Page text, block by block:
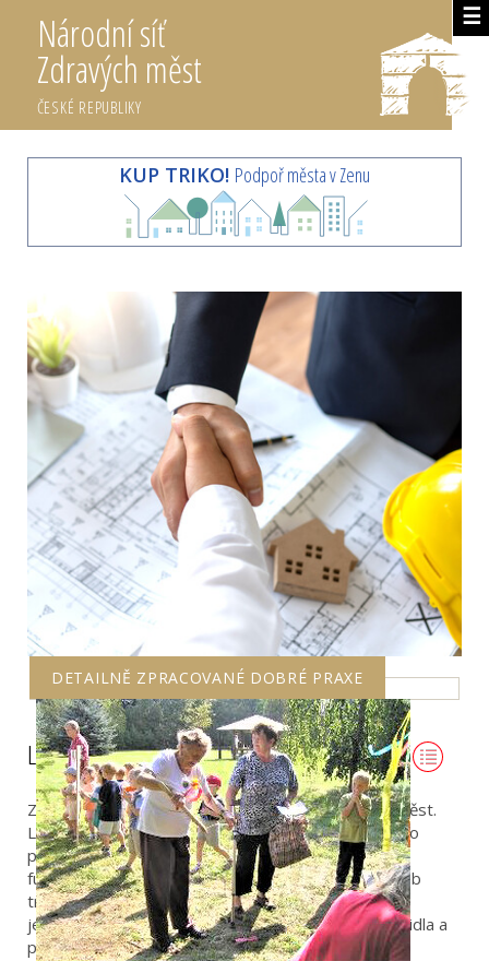
☰
Národní síť
Zdravých měst
ČESKÉ REPUBLIKY
KUP TRIKO! Podpoř města v Zenu
DETAILNĚ ZPRACOVANÉ DOBRÉ PRAXE
Liberec: Zásady pro investory v praxi fungují
Zásady pro investory využívá v praxi čím dál více měst.
Liberec mezi ně také patří už do roku 2021, kde tato
pravidla byla městem schválena. Po několika letech
fungování Zásad v praxi se ukazuje, že tento způsob
transparentní spolupráce města s investory je
jednoznačně přínosný. Zásady nastavují jasná pravidla a
přinášejí oboustrannou jistotu i přehlednost.